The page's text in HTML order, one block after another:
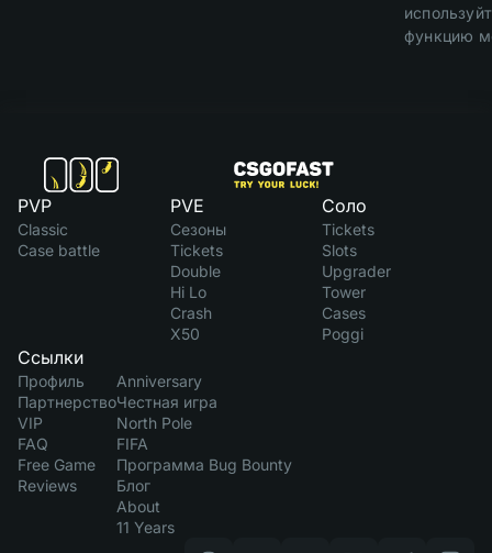
функцию
PVP
Classic
Case battle
PVE
Сезоны
Tickets
Double
Hi Lo
Crash
X50
Соло
Tickets
Slots
Upgrader
Tower
Cases
Poggi
Ссылки
Профиль
Партнерство
VIP
FAQ
Free Game
Reviews
Anniversary
Честная игра
North Pole
FIFA
Программа Bug Bounty
Блог
About
11 Years